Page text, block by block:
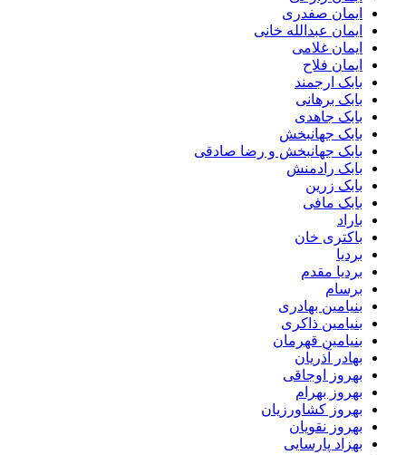
ایمان صفدری
ایمان عبدالله خانی
ایمان غلامی
ایمان فلاح
بابک ارجمند
بابک برهانی
بابک جاهدی
بابک جهانبخش
بابک جهانبخش و رضا صادقی
بابک رادمنش
بابک زرین
بابک مافی
باراد
باکتری خان
بردیا
بردیا مقدم
برسام
بنیامین بهادری
بنیامین ذاکری
بنیامین قهرمان
بهادر آذریان
بهروز اوجاقی
بهروز بهرام
بهروز کشاورزیان
بهروز نقویان
بهزاد پارسایی